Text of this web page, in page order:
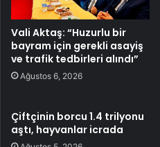
Vali Aktaş: “Huzurlu bir
bayram için gerekli asayiş
ve trafik tedbirleri alındı”
Ağustos 6, 2026
Çiftçinin borcu 1.4 trilyonu
aştı, hayvanlar icrada